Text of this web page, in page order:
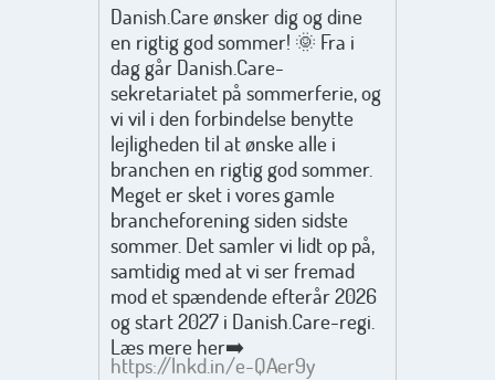
Danish.Care ønsker dig og dine
en rigtig god sommer! 🌞 Fra i
dag går Danish.Care-
sekretariatet på sommerferie, og
vi vil i den forbindelse benytte
lejligheden til at ønske alle i
branchen en rigtig god sommer.
Meget er sket i vores gamle
brancheforening siden sidste
sommer. Det samler vi lidt op på,
samtidig med at vi ser fremad
mod et spændende efterår 2026
og start 2027 i Danish.Care-regi.
Læs mere her➡️
https://lnkd.in/e-QAer9y